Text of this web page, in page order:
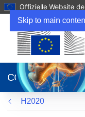
Skip to main
Offizielle Website
neuem
Fenster)
CORDIS
H2020